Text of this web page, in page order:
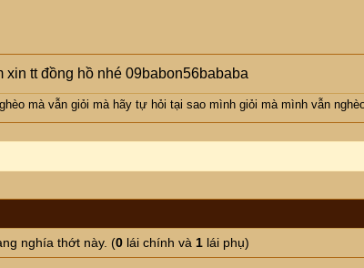
xin tt đồng hồ nhé 09babon56bababa
mà vẫn giỏi mà hãy tự hỏi tại sao mình giỏi mà mình vẫn
nghía thớt này. (0 lái chính và 1 lái phụ)